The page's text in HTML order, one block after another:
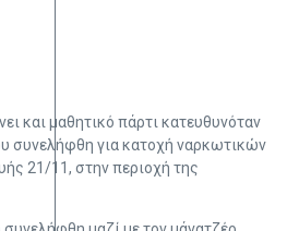
και μαθητικό πάρτι κατευθυνόταν
συνελήφθη για κατοχή ναρκωτικών
21/11, στην περιοχή της